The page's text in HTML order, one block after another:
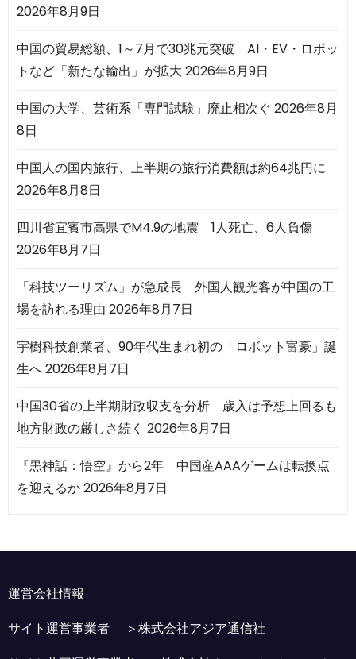
2026年8月9日
中国の貿易総額、1～7月で30兆元突破 AI・EV・ロボッ
トなど「新たな輸出」が拡大 2026年8月9日
中国の大学、芸術系「専門試験」廃止相次ぐ 2026年8月
8日
中国人の国内旅行、上半期の旅行消費額は約64兆円に
2026年8月8日
四川省宜賓市高県でM4.9の地震 1人死亡、6人負傷
2026年8月7日
「科技ツーリズム」が急成長 外国人観光客が中国の工
場を訪れる理由 2026年8月7日
宇樹科技創業者、90年代生まれ初の「ロボット富豪」誕
生へ2026年8月7日
中国30省の上半期財政収支を分析 歳入は予想上回るも
地方財政の厳しさ続く 2026年8月7日
『黒神話：悟空』から2年 中国産AAAゲームは転換点
を迎えるか2026年8月7日
運営会社情報
サイト運営事業者 ＞株式会社アジア通信社